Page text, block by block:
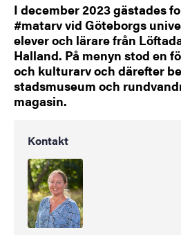
I december 2023 gästades
#matarv vid Göteborgs
elever och lärare från
Halland. På menyn stod en
och kulturarv och därefter
stadsmuseum och
magasin.
Kontakt